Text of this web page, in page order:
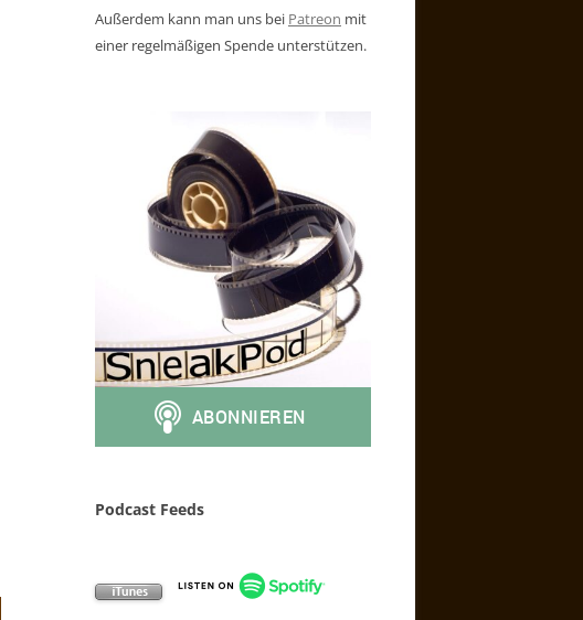
Außerdem kann man uns bei Patreon mit
einer regelmäßigen Spende unterstützen.
Podcast Feeds